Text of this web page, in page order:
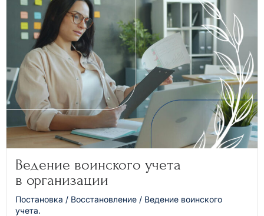
Ведение воинского учета
в организации
Постановка / Восстановление / Ведение воинского
учета.